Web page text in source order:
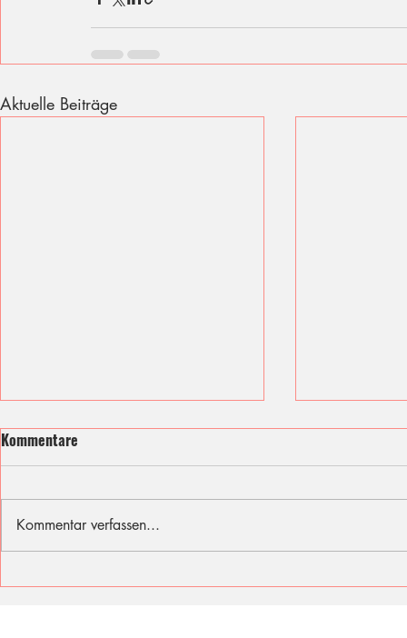
Aktuelle Beiträge
Ich fühle mit den Opfern des
Sommer,
Kommentare
Kommentar verfassen...